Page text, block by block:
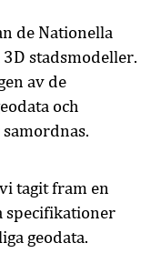
de Nationella
stadsmodeller.
av de
och
tagit fram en
specifikationer
geodata.